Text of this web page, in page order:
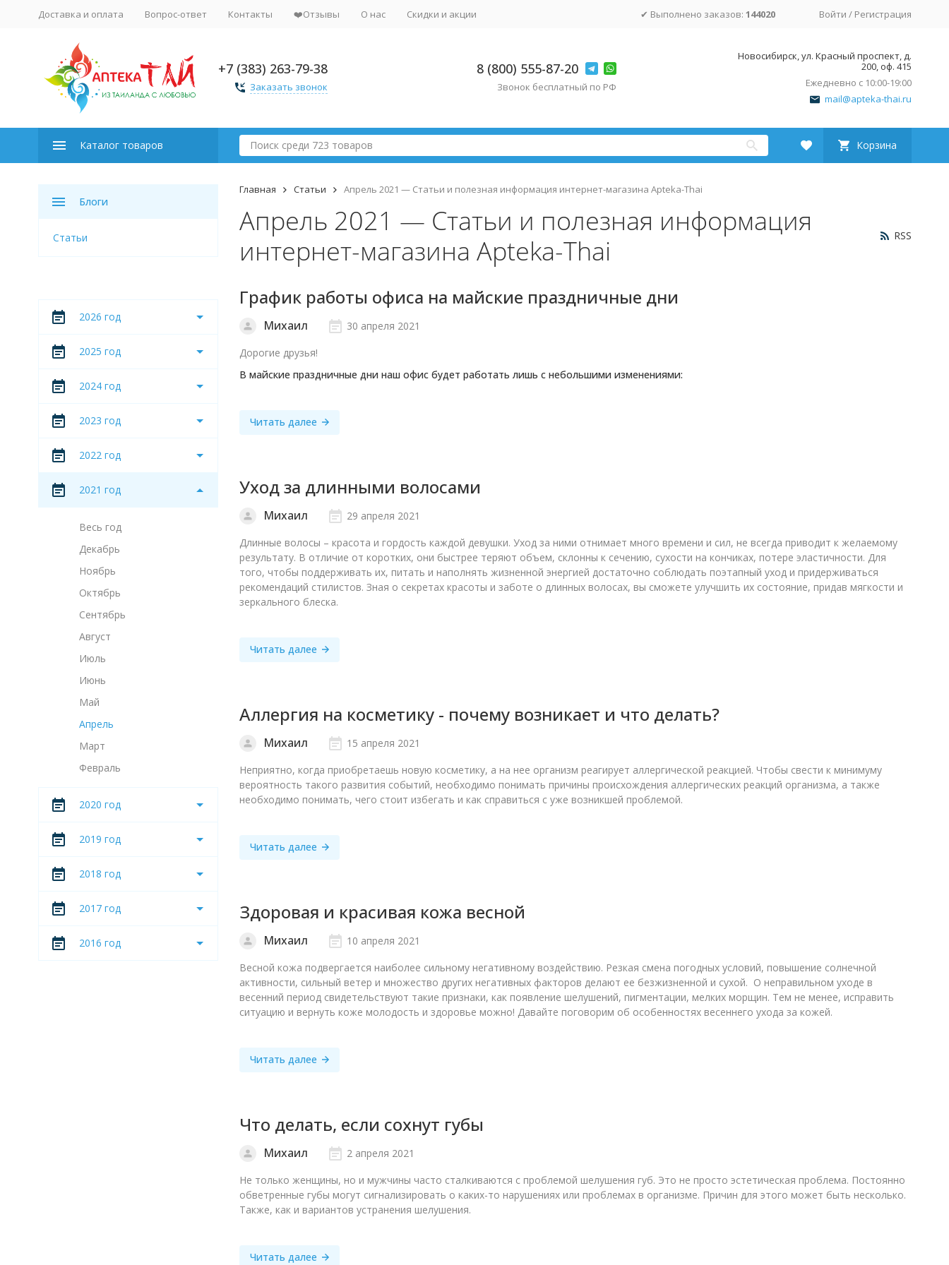
Доставка и оплата Вопрос-ответ Контакты ❤️Отзывы О нас Скидки и акции ✔ Выполнено заказов: 144020 Войти / Регистрация
+7 (383) 263-79-38
Заказать звонок
8 (800) 555-87-20
Звонок бесплатный по РФ
Новосибирск, ул. Красный проспект, д.
200, оф. 415
Ежедневно с 10:00-19:00
mail@apteka-thai.ru
Каталог товаров Корзина
Главная Статьи Апрель 2021 — Статьи и полезная информация интернет-магазина Apteka-Thai
Апрель 2021 — Статьи и полезная информация
интернет-магазина Apteka-Thai
RSS
График работы офиса на майские праздничные дни
Михаил 30 апреля 2021
Дорогие друзья!
В майские праздничные дни наш офис будет работать лишь с небольшими изменениями:
Читать далее
Уход за длинными волосами
Михаил 29 апреля 2021
Длинные волосы – красота и гордость каждой девушки. Уход за ними отнимает много времени и сил, не всегда приводит к желаемому
результату. В отличие от коротких, они быстрее теряют объем, склонны к сечению, сухости на кончиках, потере эластичности. Для
того, чтобы поддерживать их, питать и наполнять жизненной энергией достаточно соблюдать поэтапный уход и придерживаться
рекомендаций стилистов. Зная о секретах красоты и заботе о длинных волосах, вы сможете улучшить их состояние, придав мягкости и
зеркального блеска.
Читать далее
Аллергия на косметику - почему возникает и что делать?
Михаил 15 апреля 2021
Неприятно, когда приобретаешь новую косметику, а на нее организм реагирует аллергической реакцией. Чтобы свести к минимуму
вероятность такого развития событий, необходимо понимать причины происхождения аллергических реакций организма, а также
необходимо понимать, чего стоит избегать и как справиться с уже возникшей проблемой.
Читать далее
Здоровая и красивая кожа весной
Михаил 10 апреля 2021
Весной кожа подвергается наиболее сильному негативному воздействию. Резкая смена погодных условий, повышение солнечной
активности, сильный ветер и множество других негативных факторов делают ее безжизненной и сухой. О неправильном уходе в
весенний период свидетельствуют такие признаки, как появление шелушений, пигментации, мелких морщин. Тем не менее, исправить
ситуацию и вернуть коже молодость и здоровье можно! Давайте поговорим об особенностях весеннего ухода за кожей.
Читать далее
Что делать, если сохнут губы
Михаил 2 апреля 2021
Не только женщины, но и мужчины часто сталкиваются с проблемой шелушения губ. Это не просто эстетическая проблема. Постоянно
обветренные губы могут сигнализировать о каких-то нарушениях или проблемах в организме. Причин для этого может быть несколько.
Также, как и вариантов устранения шелушения.
Читать далее
Блоги
Статьи
2026 год
2025 год
2024 год
2023 год
2022 год
2021 год
Весь год
Декабрь
Ноябрь
Октябрь
Сентябрь
Август
Июль
Июнь
Май
Апрель
Март
Февраль
2020 год
2019 год
2018 год
2017 год
2016 год